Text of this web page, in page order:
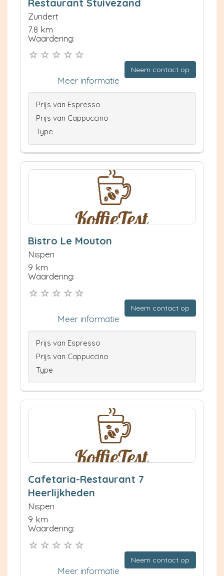
Restaurant Stuivezand
Zundert
7.8 km
Waardering:
Neem contact op
Meer informatie
Prijs van Espresso
Prijs van Cappuccino
Type
Bistro Le Mouton
Nispen
9 km
Waardering:
Neem contact op
Meer informatie
Prijs van Espresso
Prijs van Cappuccino
Type
Cafetaria-Restaurant 7
Heerlijkheden
Nispen
9 km
Waardering:
Neem contact op
Meer informatie